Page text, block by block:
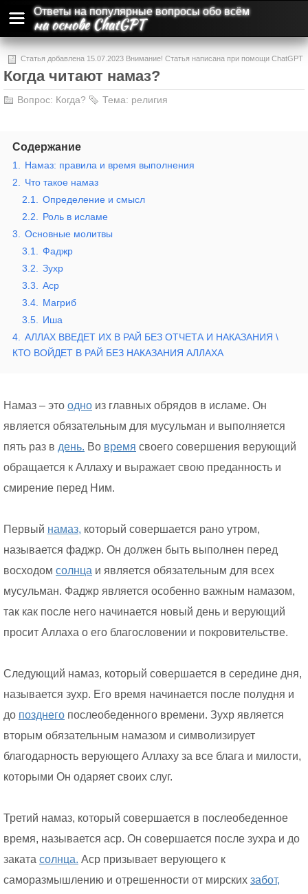
Ответы на популярные вопросы обо всём
на основе ChatGPT
Статья добавлена 15.07.2023 Внимание! Статья написана при помощи ChatGPT
и может содержать ошибки и неточности.
Когда читают намаз?
Вопрос: Когда? Тема: религия
Содержание
1.
Намаз: правила и время выполнения
2.
Что такое намаз
2.1.
Определение и смысл
2.2.
Роль в исламе
3.
Основные молитвы
3.1.
Фаджр
3.2.
Зухр
3.3.
Аср
3.4.
Магриб
3.5.
Иша
4.
АЛЛАХ ВВЕДЕТ ИХ В РАЙ БЕЗ ОТЧЕТА И НАКАЗАНИЯ \
КТО ВОЙДЕТ В РАЙ БЕЗ НАКАЗАНИЯ АЛЛАХА
Намаз – это одно из главных обрядов в исламе. Он
является обязательным для мусульман и выполняется
пять раз в день. Во время своего совершения верующий
обращается к Аллаху и выражает свою преданность и
смирение перед Ним.
Первый намаз, который совершается рано утром,
называется фаджр. Он должен быть выполнен перед
восходом солнца и является обязательным для всех
мусульман. Фаджр является особенно важным намазом,
так как после него начинается новый день и верующий
просит Аллаха о его благословении и покровительстве.
Следующий намаз, который совершается в середине дня,
называется зухр. Его время начинается после полудня и
до позднего послеобеденного времени. Зухр является
вторым обязательным намазом и символизирует
благодарность верующего Аллаху за все блага и милости,
которыми Он одаряет своих слуг.
Третий намаз, который совершается в послеобеденное
время, называется аср. Он совершается после зухра и до
заката солнца. Аср призывает верующего к
саморазмышлению и отрешенности от мирских забот,